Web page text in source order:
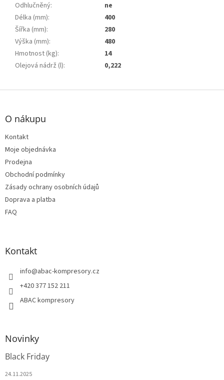
Odhlučněný:
ne
Délka (mm):
400
Šířka (mm):
280
Výška (mm):
480
Hmotnost (kg):
14
Olejová nádrž (l): 0,222
Z
O nákupu
Kontakt
Moje objednávka
Prodejna
Obchodní podmínky
Zásady ochrany osobních údajů
Doprava a platba
FAQ
Kontakt
info@abac-kompresory.cz
+420 377 152 211
ABAC kompresory
Novinky
Black Friday
24.11.2025